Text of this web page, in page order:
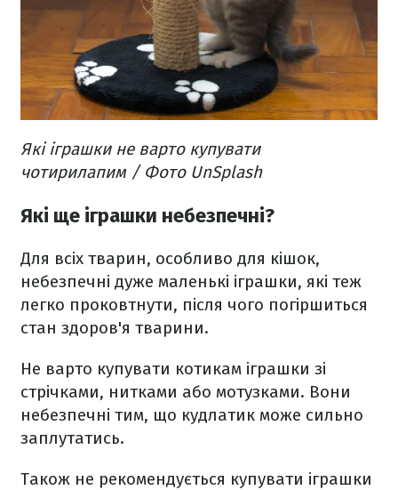
Які іграшки не варто купувати
чотирилапим / Фото UnSplash
Які ще іграшки небезпечні?
Для всіх тварин, особливо для кішок,
небезпечні дуже маленькі іграшки, які теж
легко проковтнути, після чого погіршиться
стан здоров'я тварини.
Не варто купувати котикам іграшки зі
стрічками, нитками або мотузками. Вони
небезпечні тим, що кудлатик може сильно
заплутатись.
Також не рекомендується купувати іграшки